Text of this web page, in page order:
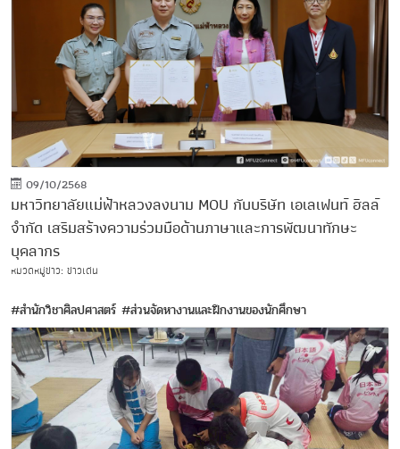
09/10/2568
มหาวิทยาลัยแม่ฟ้าหลวงลงนาม MOU กับบริษัท เอเลเฟนท์ ฮิลล์
จำกัด เสริมสร้างความร่วมมือด้านภาษาและการพัฒนาทักษะ
บุคลากร
หมวดหมู่ข่าว: ข่าวเด่น
#สำนักวิชาศิลปศาสตร์ #ส่วนจัดหางานและฝึกงานของนักศึกษา